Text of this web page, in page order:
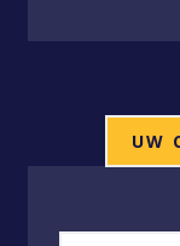
UW